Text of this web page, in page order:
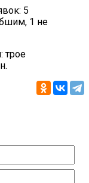
5
1 не
трое